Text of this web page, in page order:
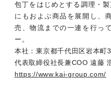
包丁をはじめとする調理・
にもおよぶ商品を展開し、
売、物流までの一連を行っ
ー。
本社：東京都千代田区岩本
代表取締役社長兼COO 遠藤
https://www.kai-group.com/